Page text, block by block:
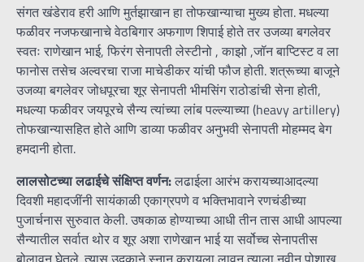
संगत खंडेराव हरी आणि मुर्तझाखान हा तोफखान्याचा मुख्य होता. मधल्या
फळीवर नजफखानाचे वेठबिगार अफगाण शिपाई होते तर उजव्या बगलेवर
स्वतः राणेखान भाई, फिरंग सेनापती लेस्टीनो , काझो ,जॉन बाप्टिस्ट व ला
फानोस तसेच अल्वरचा राजा माचेडीकर यांची फौज होती. शत्रूच्या बाजूने
उजव्या बगलेवर जोधपूरचा शूर सेनापती भीमसिंग राठोडांची सेना होती,
मधल्या फळीवर जयपूरचे सैन्य त्यांच्या लांब पल्ल्याच्या (heavy artillery)
तोफखान्यासहित होते आणि डाव्या फळीवर अनुभवी सेनापती मोहम्मद बेग
हमदानी होता.
लालसोटच्या लढाईचे संक्षिप्त वर्णन:लढाईला आरंभ करायच्याआदल्या
दिवशी महादजींनी सायंकाळी एकाग्रपणे व भक्तिभावाने रणचंडीच्या
पुजार्चनास सुरुवात केली. उषकाळ होण्याच्या आधी तीन तास आधी आपल्या
सैन्यातील सर्वात थोर व शूर अशा राणेखान भाई या सर्वोच्च सेनापतीस